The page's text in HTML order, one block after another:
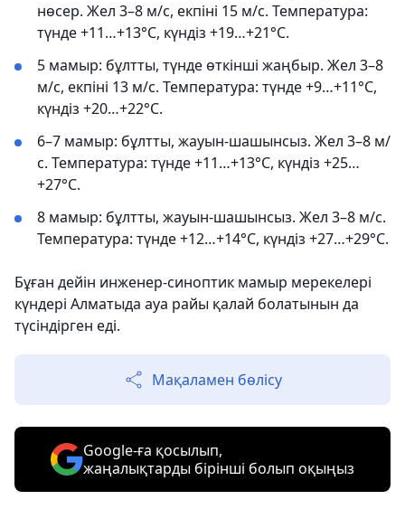
нөсер. Жел 3–8 м/с, екпіні 15 м/с. Температура:
түнде +11…+13°С, күндіз +19…+21°С.
5 мамыр: бұлтты, түнде өткінші жаңбыр. Жел 3–8
м/с, екпіні 13 м/с. Температура: түнде +9…+11°С,
күндіз +20…+22°С.
6–7 мамыр: бұлтты, жауын-шашынсыз. Жел 3–8 м/
с. Температура: түнде +11…+13°С, күндіз +25…
+27°С.
8 мамыр: бұлтты, жауын-шашынсыз. Жел 3–8 м/с.
Температура: түнде +12…+14°С, күндіз +27…+29°С.
Бұған дейін инженер-синоптик мамыр мерекелері
күндері Алматыда ауа райы қалай болатынын да
түсіндірген еді.
Мақаламен бөлісу
Google-ға қосылып,
жаңалықтарды бірінші болып оқыңыз